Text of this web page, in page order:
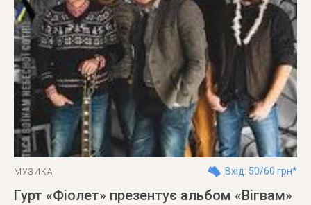
МУЗИКА Вхід: 50/60 грн*
Гурт «Фіолет» презентує альбом «Вігвам»